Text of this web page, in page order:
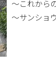
～これから
～サンショ